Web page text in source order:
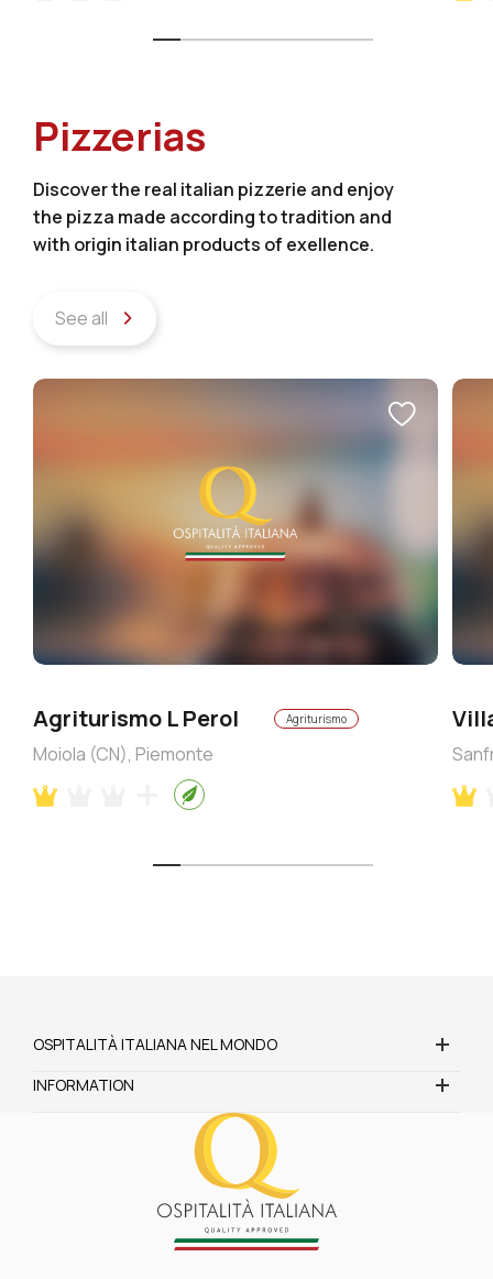
Pizzerias
Discover the real italian pizzerie and enjoy
the pizza made according to tradition and
with origin italian products of exellence.
See all
Agriturismo L Perol Agriturismo
Moiola (CN), Piemonte
OSPITALITÀ ITALIANA NEL MONDO
INFORMATION